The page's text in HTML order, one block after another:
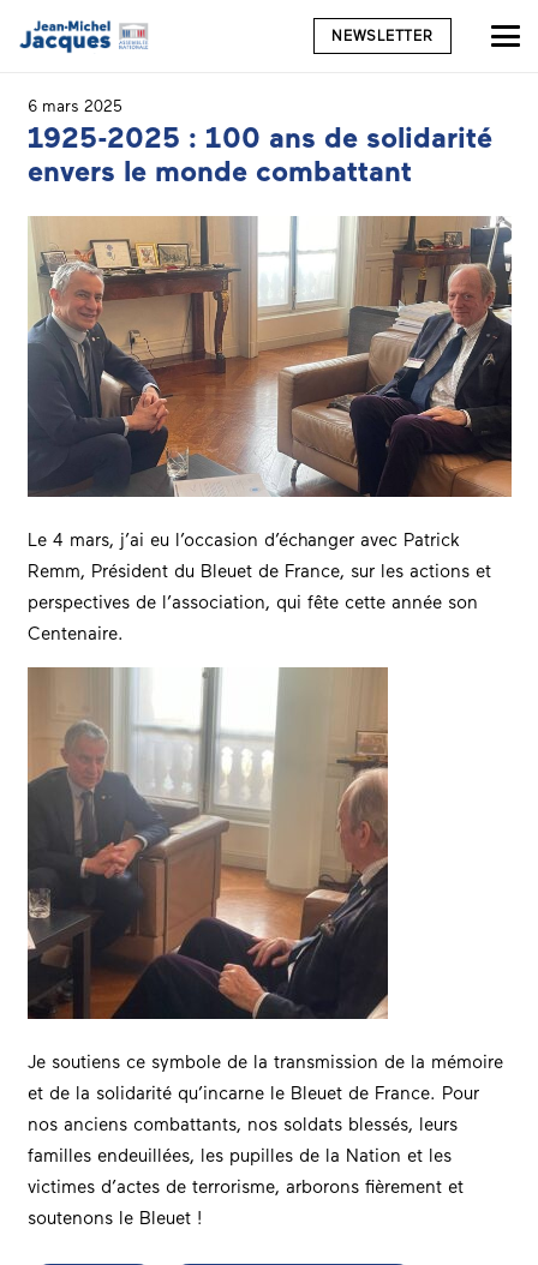
NEWSLETTER
6 mars 2025
1925-2025 : 100 ans de solidarité
envers le monde combattant
Le 4 mars, j’ai eu l’occasion d’échanger avec Patrick
Remm, Président du Bleuet de France, sur les actions et
perspectives de l’association, qui fête cette année son
Centenaire.
Je soutiens ce symbole de la transmission de la mémoire
et de la solidarité qu’incarne le Bleuet de France. Pour
nos anciens combattants, nos soldats blessés, leurs
familles endeuillées, les pupilles de la Nation et les
victimes d’actes de terrorisme, arborons fièrement et
soutenons le Bleuet !